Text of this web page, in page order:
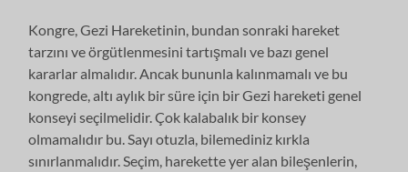
Kongre, Gezi Hareketinin, bundan sonraki hareket
tarzını ve örgütlenmesini tartışmalı ve bazı genel
kararlar almalıdır. Ancak bununla kalınmamalı ve bu
kongrede, altı aylık bir süre için bir Gezi hareketi genel
konseyi seçilmelidir. Çok kalabalık bir konsey
olmamalıdır bu. Sayı otuzla, bilemediniz kırkla
sınırlanmalıdır. Seçim, harekette yer alan bileşenlerin,